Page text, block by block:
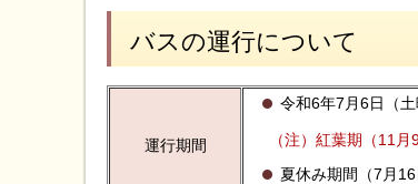
バスの運行について
運行期間
令和6年7月6日（
（注）紅葉期（11
夏休み期間（7月